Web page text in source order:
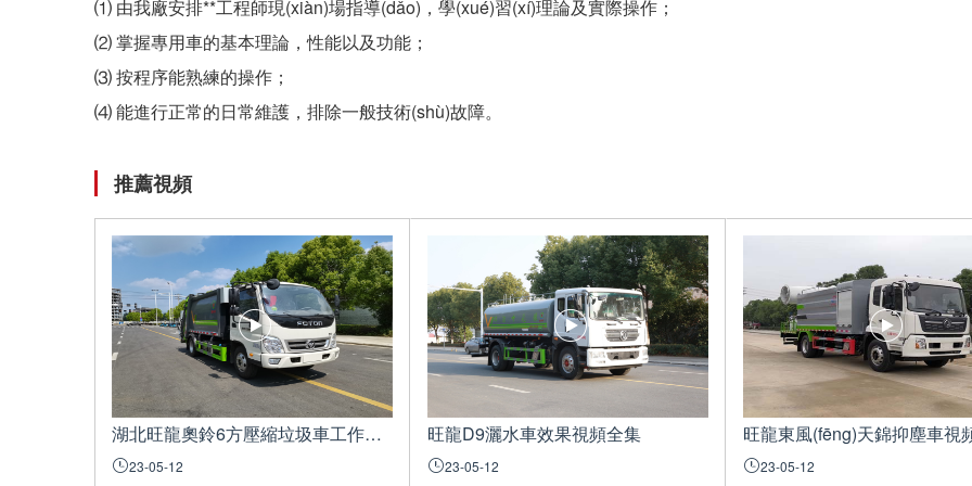
⑴ 由我廠安排**工程師現(xiàn)場指導(dǎo)，學(xué)習(xí)理論及實際操作；
⑵ 掌握專用車的基本理論，性能以及功能；
⑶ 按程序能熟練的操作；
⑷ 能進行正常的日常維護，排除一般技術(shù)故障。
推薦視頻
湖北旺龍奧鈴6方壓縮垃圾車工作展示視頻
23-05-12
旺龍D9灑水車效果視頻全集
23-05-12
旺龍東風(fēng)天錦抑塵車視
23-05-12